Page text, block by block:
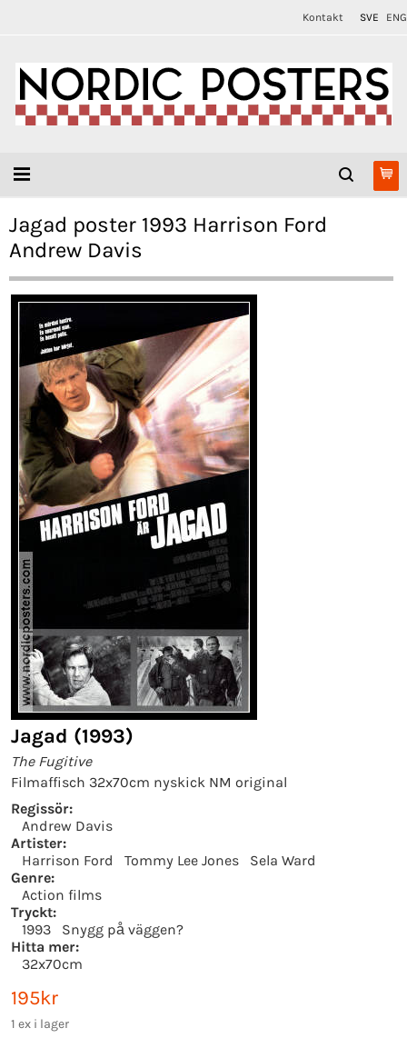
Kontakt SVE ENG
Jagad poster 1993 Harrison Ford
Andrew Davis
Jagad (1993)
The Fugitive
Filmaffisch 32x70cm nyskick NM original
Regissör:
Andrew Davis
Artister:
Harrison Ford
Tommy Lee Jones
Sela Ward
Genre:
Action films
Tryckt:
1993
Snygg på väggen?
Hitta mer:
32x70cm
195kr
1 ex i lager